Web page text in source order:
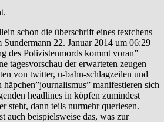
schon die überschrift eines textchens
22. Januar 2014 um 06:29
des Polizistenmords kommt voran”
tagesvorschau der erwarteten zeugen
von twitter, u-bahn-schlagzeilen und
manifestieren sich
headlines in köpfen zumindest
steht, dann teils nurmehr querlesen.
auch beispielsweise das, was zur